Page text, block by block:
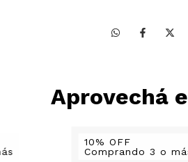
Aprovechá
10% OFF
Comprando 3 o